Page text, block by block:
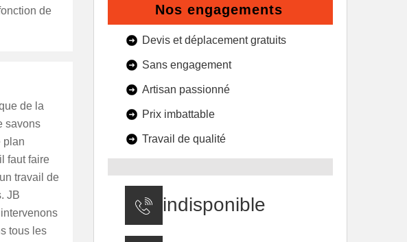
de
de la
savons
plan
faut faire
travail de
JB
tous les
Nos engagements
Devis et déplacement gratuits
Sans engagement
Artisan passionné
Prix imbattable
Travail de qualité
indisponible